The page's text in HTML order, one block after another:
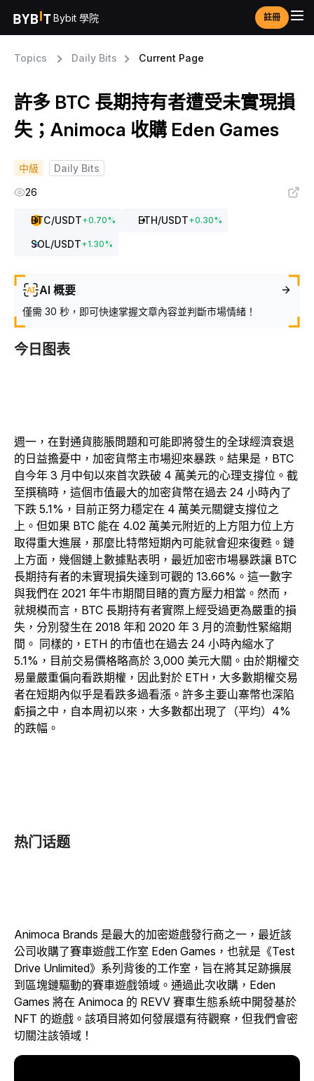
Bybit 學院 註冊
Topics Daily Bits Current Page
許多 BTC 長期持有者遭受未實現損
失；Animoca 收購 Eden Games
中級
Daily Bits
26
BTC/USDT+0.70% ETH/USDT+0.30%
SOL/USDT+1.30%
AI 概要
僅需 30 秒，即可快速掌握文章內容並判斷市場情緒！
今日图表
週一，在對通貨膨脹問題和可能即將發生的全球經濟衰退
的日益擔憂中，加密貨幣主市場迎來暴跌。結果是，BTC
自今年 3 月中旬以來首次跌破 4 萬美元的心理支撐位。截
至撰稿時，這個市值最大的加密貨幣在過去 24 小時內了
下跌 5.1%，目前正努力穩定在 4 萬美元關鍵支撐位之
上。但如果 BTC 能在 4.02 萬美元附近的上方阻力位上方
取得重大進展，那麼比特幣短期內可能就會迎來復甦。鏈
上方面，幾個鏈上數據點表明，最近加密市場暴跌讓 BTC
長期持有者的未實現損失達到可觀的 13.66%。這一數字
與我們在 2021 年牛市期間目睹的賣方壓力相當。然而，
就規模而言，BTC 長期持有者實際上經受過更為嚴重的損
失，分別發生在 2018 年和 2020 年 3 月的流動性緊縮期
間。 同樣的，ETH 的市值也在過去 24 小時內縮水了
5.1%，目前交易價格略高於 3,000 美元大關。由於期權交
易量嚴重偏向看跌期權，因此對於 ETH，大多數期權交易
者在短期內似乎是看跌多過看漲。許多主要山寨幣也深陷
虧損之中，自本周初以來，大多數都出現了（平均）4%
的跌幅。
热门话题
Animoca Brands 是最大的加密遊戲發行商之一，最近該
公司收購了賽車遊戲工作室 Eden Games，也就是《Test
Drive Unlimited》系列背後的工作室，旨在將其足跡擴展
到區塊鏈驅動的賽車遊戲領域。通過此次收購，Eden
Games 將在 Animoca 的 REVV 賽車生態系統中開發基於
NFT 的遊戲。該項目將如何發展還有待觀察，但我們會密
切關注該領域！